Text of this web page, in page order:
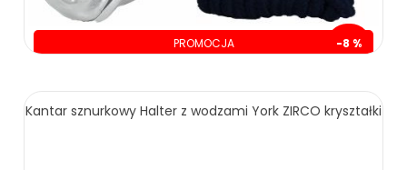
PROMOCJA -8 %
Kantar sznurkowy Halter z wodzami York ZIRCO kryształki